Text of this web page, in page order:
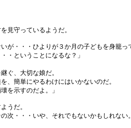
見守っているようだ。
が・・・ひよりが３か月の子どもを身籠っ
・ということになるな？」
ぐ、大切な娘だ。
、簡単にやるわけにはいかないのだ。
を示すのだよ。」
うだ。
次・・・いや、それでもないかもしれない。